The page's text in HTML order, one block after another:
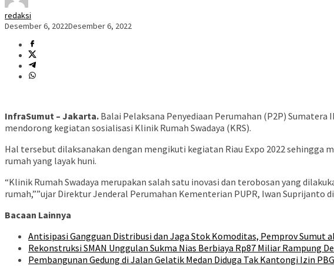
redaksi
Desember 6, 2022Desember 6, 2022
InfraSumut – Jakarta. Balai Pelaksana Penyediaan Perumahan (P2P)
mendorong kegiatan sosialisasi Klinik Rumah Swadaya (KRS).
Hal tersebut dilaksanakan dengan mengikuti kegiatan Riau Expo 2022
rumah yang layak huni.
“Klinik Rumah Swadaya merupakan salah satu inovasi dan terobosan yang
rumah,””ujar Direktur Jenderal Perumahan Kementerian PUPR, Iwan Suprijanto
Bacaan Lainnya
Antisipasi Gangguan Distribusi dan Jaga Stok Komoditas, Pemprov Sumut
Rekonstruksi SMAN Unggulan Sukma Nias Berbiaya Rp87 Miliar Rampung
Pembangunan Gedung di Jalan Gelatik Medan Diduga Tak Kantongi Izin